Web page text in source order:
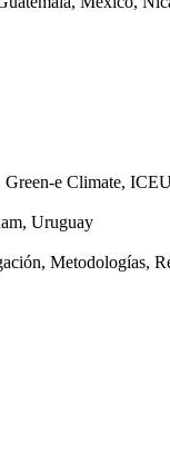
e Climate,
Uruguay
Metodologías,